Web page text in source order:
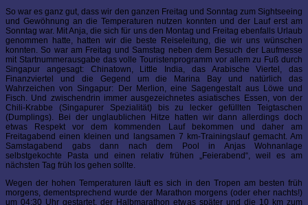
So war es ganz gut, dass wir den ganzen Freitag und Sonntag zum Sightseeing
und Gewöhnung an die Temperaturen nutzen konnten und der Lauf erst am
Sonntag war. Mit Anja, die sich für uns den Montag und Freitag ebenfalls Urlaub
genommen hatte, hatten wir die beste Reiseleitung, die wir uns wünschen
konnten. So war am Freitag und Samstag neben dem Besuch der Laufmesse
mit Startnummerausgabe das volle Touristenprogramm vor allem zu Fuß durch
Singapur angesagt: Chinatown, Little India, das Arabische Viertel, das
Finanzviertel und die Gegend um die Marina Bay und natürlich das
Wahrzeichen von Singapur: Der Merlion, eine Sagengestalt aus Löwe und
Fisch. Und zwischendrin immer ausgezeichnetes asiatisches Essen, von der
Chili-Krabbe (Singapurer Spezialität) bis zu lecker gefüllten Teigtaschen
(Dumplings). Bei der unglaublichen Hitze hatten wir dann allerdings doch
etwas Respekt vor dem kommenden Lauf bekommen und daher am
Freitagabend einen kleinen und langsamen 7 km-Trainingslauf gemacht. Am
Samstagabend gabs dann nach dem Pool in Anjas Wohnanlage
selbstgekochte Pasta und einen relativ frühen „Feierabend“, weil es am
nächsten Tag früh los gehen sollte.
Wegen der hohen Temperaturen läuft es sich in den Tropen am besten früh
morgens, dementsprechend wurde der Marathon morgens (oder eher nachts!)
um 04:30 Uhr gestartet, der Halbmarathon etwas später und die 10 km zum